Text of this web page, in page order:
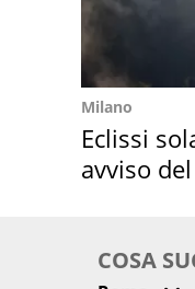
Milano
Eclissi
avviso